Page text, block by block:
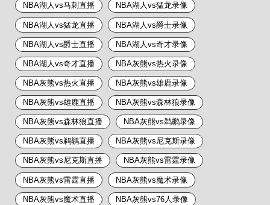
NBA湖人vs马刺直播 NBA湖人vs猛龙录像
NBA湖人vs猛龙直播 NBA湖人vs爵士录像
NBA湖人vs爵士直播 NBA湖人vs奇才录像
NBA湖人vs奇才直播 NBA灰熊vs热火录像
NBA灰熊vs热火直播 NBA灰熊vs雄鹿录像
NBA灰熊vs雄鹿直播 NBA灰熊vs森林狼录像
NBA灰熊vs森林狼直播 NBA灰熊vs鹈鹕录像
NBA灰熊vs鹈鹕直播 NBA灰熊vs尼克斯录像
NBA灰熊vs尼克斯直播 NBA灰熊vs雷霆录像
NBA灰熊vs雷霆直播 NBA灰熊vs魔术录像
NBA灰熊vs魔术直播 NBA灰熊vs76人录像